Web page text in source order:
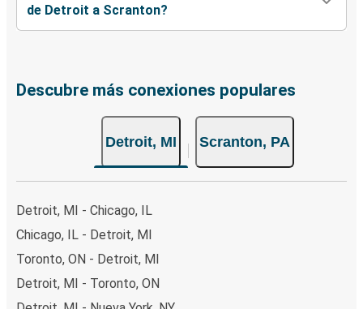
de Detroit a Scranton?
Descubre más conexiones populares
Detroit, MI Scranton, PA
Detroit, MI - Chicago, IL
Chicago, IL - Detroit, MI
Toronto, ON - Detroit, MI
Detroit, MI - Toronto, ON